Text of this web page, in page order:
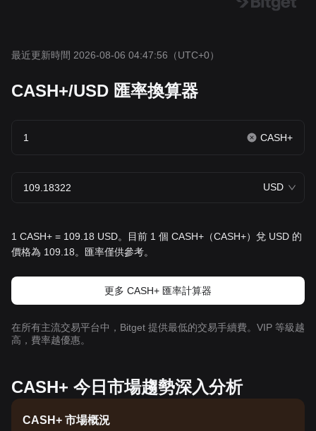
最近更新時間 2026-08-06 04:47:56 （UTC+0）
CASH+/USD 匯率換算器
CASH+
USD
1 CASH+ = 109.18 USD。目前 1 個 CASH+（CASH+）兌 USD 的
價格為 109.18。匯率僅供參考。
更多 CASH+ 匯率計算器
在所有主流交易平台中，Bitget 提供最低的交易手續費。VIP 等級越
高，費率越優惠。
CASH+ 今日市場趨勢深入分析
CASH+ 市場概況